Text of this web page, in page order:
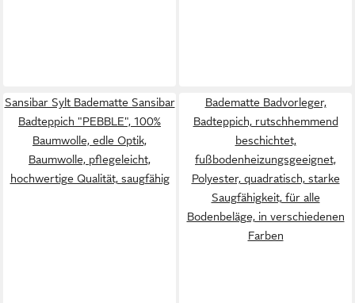
Sansibar Sylt Badematte Sansibar
Badteppich "PEBBLE", 100%
Baumwolle, edle Optik,
Baumwolle, pflegeleicht,
hochwertige Qualität, saugfähig
Badematte Badvorleger,
Badteppich, rutschhemmend
beschichtet,
fußbodenheizungsgeeignet,
Polyester, quadratisch, starke
Saugfähigkeit, für alle
Bodenbeläge, in verschiedenen
Farben